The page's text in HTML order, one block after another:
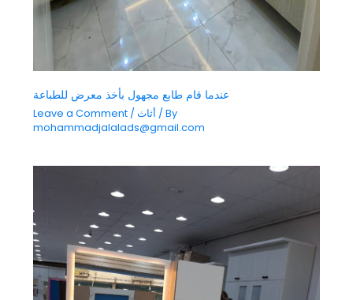
عندما قام طابع مجهول بأخذ معرض للطباعة
Leave a Comment / أثاث / By
mohammadjalalads@gmail.com